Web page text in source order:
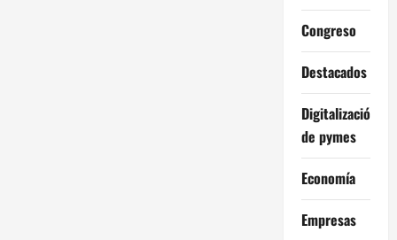
Congreso
Destacados
Digitalización
de pymes
Economía
Empresas